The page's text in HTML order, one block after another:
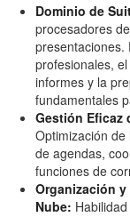
Dominio de
procesadores
presentaciones.
profesionales,
informes y la
fundamentales
Gestión Eficaz
Optimización
de agendas,
funciones de
Organización
Nube: